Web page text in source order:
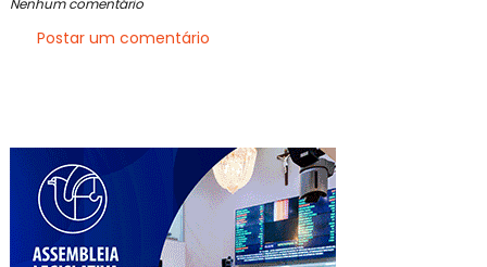
Postar um comentário